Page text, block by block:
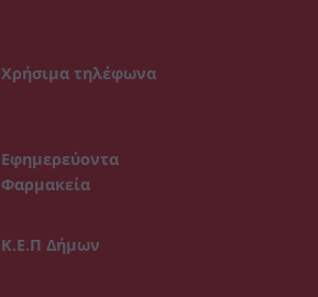
Χρήσιμα τηλέφωνα
Εφημερεύοντα
Φαρμακεία
Κ.Ε.Π Δήμων